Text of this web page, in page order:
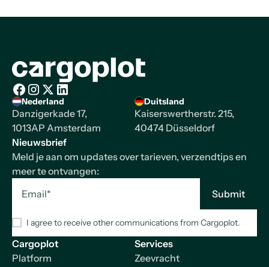
Homepage
Facebook
Instagram
X/Twitter
LinkedIn
Nederland
Danzigerkade 17,
1013AP Amsterdam
Duitsland
Kaiserswertherstr. 215,
40474 Düsseldorf
Cargoplot
Platform
Services
Zeevracht
Nieuwsbrief
Meld je aan om updates over tarieven, verzendtips en
meer te ontvangen:
I agree to receive other communications from Cargoplot.